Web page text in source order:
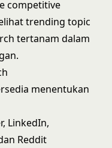
competitive
trending topic
tertanam dalam
menentukan
LinkedIn,
Reddit